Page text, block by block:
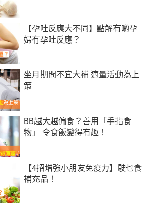
【孕吐反應大不同】點解有啲孕
婦冇孕吐反應？
坐月期間不宜大補 適量活動為上
策
BB越大越偏食？善用「手指食
物」 令食飯變得有趣！
【4招增強小朋友免疫力】駛乜食
補充品！